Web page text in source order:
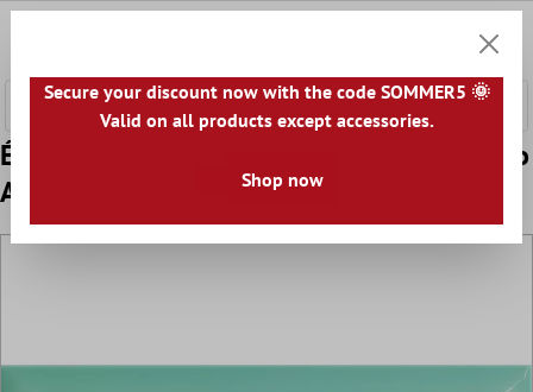
Panier
Échantillon Metro Carrelage Mural Colombo
Aqua Green 10x20cm
Secure your discount now with the code SOMMER5 🌞
Valid on all products except accessories.
Shop now